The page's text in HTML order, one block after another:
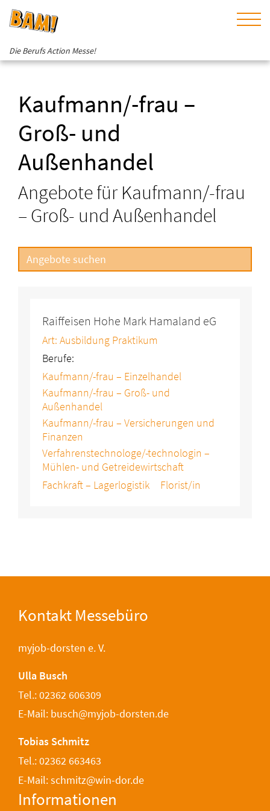
Die Berufs Action Messe!
Kaufmann/-frau –
Groß- und
Außenhandel
Angebote für Kaufmann/-frau
– Groß- und Außenhandel
Raiffeisen Hohe Mark Hamaland eG
Art: Ausbildung Praktikum
Berufe:
Kaufmann/-frau – Einzelhandel
Kaufmann/-frau – Groß- und
Außenhandel
Kaufmann/-frau – Versicherungen und
Finanzen
Verfahrenstechnologe/-technologin –
Mühlen- und Getreidewirtschaft
Fachkraft – Lagerlogistik
Florist/in
Kontakt Messebüro
myjob-dorsten e. V.
Ulla Busch
Tel.: 02362 606309
E-Mail: busch@myjob-dorsten.de
Tobias Schmitz
Tel.: 02362 663463
E-Mail: schmitz@win-dor.de
Informationen